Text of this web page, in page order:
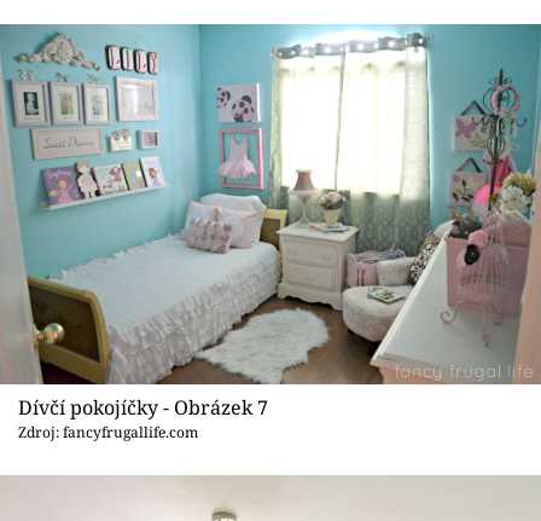
Dívčí pokojíčky - Obrázek 7
Zdroj: fancyfrugallife.com